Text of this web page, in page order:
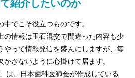
紹介したいのか
でこそ役立つものです。
の情報は玉石混交で間違った内容も少
やって情報発信を盛んにしますが、毎
さないように心掛けて居ます。
は、日本歯科医師会が作成している